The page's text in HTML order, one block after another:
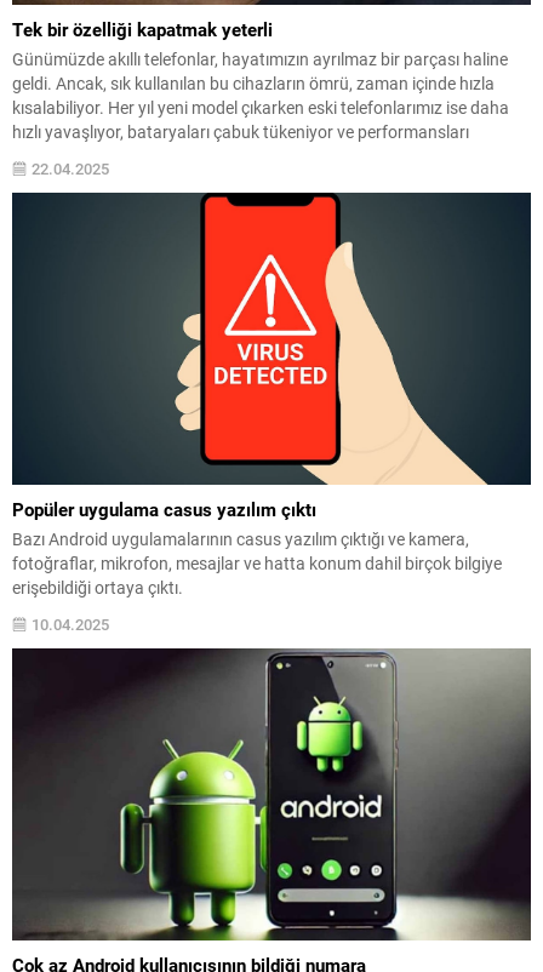
Tek bir özelliği kapatmak yeterli
Günümüzde akıllı telefonlar, hayatımızın ayrılmaz bir parçası haline
geldi. Ancak, sık kullanılan bu cihazların ömrü, zaman içinde hızla
kısalabiliyor. Her yıl yeni model çıkarken eski telefonlarımız ise daha
hızlı yavaşlıyor, bataryaları çabuk tükeniyor ve performansları
düşüyor. Peki, telefonunuzu uzun yıllar boyunca sorunsuz bir şekilde
kullanmanın bir yolu var mı? Cevap:...
22.04.2025
Popüler uygulama casus yazılım çıktı
Bazı Android uygulamalarının casus yazılım çıktığı ve kamera,
fotoğraflar, mikrofon, mesajlar ve hatta konum dahil birçok bilgiye
erişebildiği ortaya çıktı.
10.04.2025
Çok az Android kullanıcısının bildiği numara